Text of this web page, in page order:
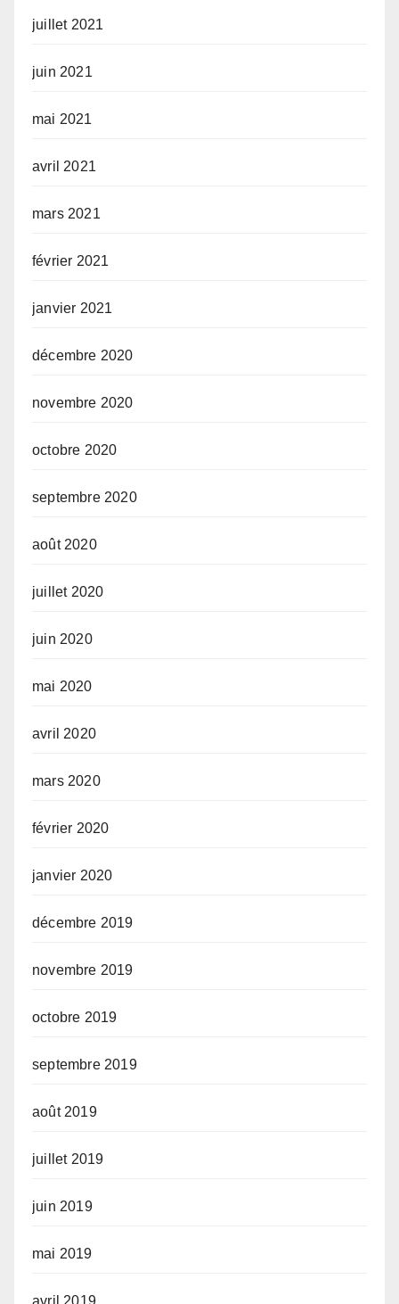
juillet 2021
juin 2021
mai 2021
avril 2021
mars 2021
février 2021
janvier 2021
décembre 2020
novembre 2020
octobre 2020
septembre 2020
août 2020
juillet 2020
juin 2020
mai 2020
avril 2020
mars 2020
février 2020
janvier 2020
décembre 2019
novembre 2019
octobre 2019
septembre 2019
août 2019
juillet 2019
juin 2019
mai 2019
avril 2019